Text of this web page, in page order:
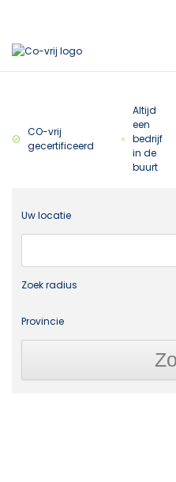
CO-vrij
gecertificeerd
Altijd
een
bedrijf
in de
buurt
Uw locatie
Zoek radius
Provincie